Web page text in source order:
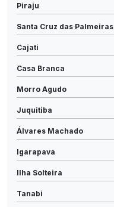
Piraju
Santa Cruz das Palmeiras
Cajati
Casa Branca
Morro Agudo
Juquitiba
Álvares Machado
Igarapava
Ilha Solteira
Tanabi